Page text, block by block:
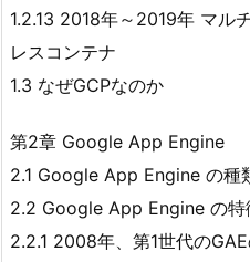
1.2.13 2018年～2019年 マル
レスコンテナ
1.3 なぜGCPなのか
第2章 Google App Engine
2.1 Google App Engine の種
2.2 Google App Engine の特
2.2.1 2008年、第1世代の